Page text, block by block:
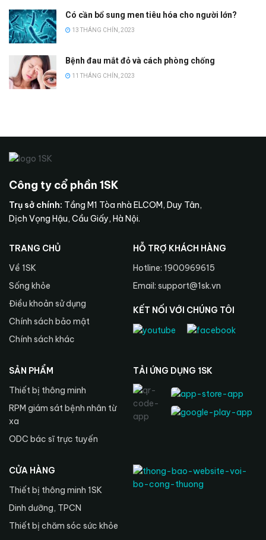
Có cần bổ sung men tiêu hóa cho người lớn?
13 THÁNG CHÍN, 2023
Bệnh đau mắt đỏ và cách phòng chống
11 THÁNG CHÍN, 2023
Công ty cổ phần 1SK
Trụ sở chính: Tầng M1 Tòa nhà ELCOM, Duy Tân,
Dịch Vọng Hậu, Cầu Giấy, Hà Nội.
TRANG CHỦ
Về 1SK
Sống khỏe
Điều khoản sử dụng
Chính sách bảo mật
Chính sách khác
HỖ TRỢ KHÁCH HÀNG
Hotline: 1900969615
Email: support@1sk.vn
KẾT NỐI VỚI CHÚNG TÔI
SẢN PHẨM
Thiết bị thông minh
RPM giám sát bệnh nhân từ
xa
ODC bác sĩ trực tuyến
TẢI ỨNG DỤNG 1SK
CỬA HÀNG
Thiết bị thông minh 1SK
Dinh dưỡng, TPCN
Thiết bị chăm sóc sức khỏe